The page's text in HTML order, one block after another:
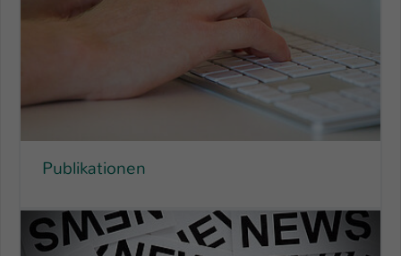
Publikationen